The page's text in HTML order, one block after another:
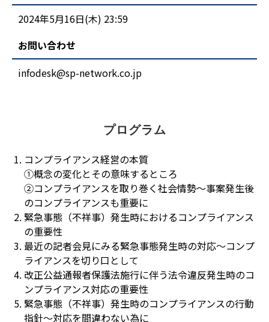
2024年5月16日(木) 23:59
お問い合わせ
infodesk@sp-network.co.jp
プログラム
コンプライアンス経営の本質
①概念の変化とその意味するところ
②コンプライアンスを取り巻く社会情勢～事案発生後
のコンプライアンスも重要に
緊急事態（不祥事）発生時におけるコンプライアンス
の重要性
最近の記者会見にみる緊急事態発生時の対応～コンプ
ライアンスを切り口として
改正公益通報者保護法施行に伴う法令違反発生時のコ
ンプライアンス対応の重要性
緊急事態（不祥事）発生時のコンプライアンスの行動
指針～対応を間違わない為に